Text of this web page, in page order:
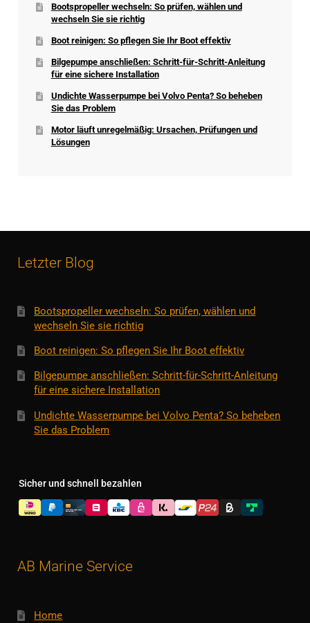
Bootspropeller wechseln: So prüfen, wählen und
wechseln Sie sie richtig
Boot reinigen: So pflegen Sie Ihr Boot effektiv
Bilgepumpe anschließen: Schritt-für-Schritt-Anleitung
für eine sichere Installation
Undichte Wasserpumpe bei Volvo Penta? So beheben
Sie das Problem
Motor läuft unregelmäßig: Ursachen, Prüfungen und
Lösungen
Letzter Blog
Bootspropeller wechseln: So prüfen, wählen und
wechseln Sie sie richtig
Boot reinigen: So pflegen Sie Ihr Boot effektiv
Bilgepumpe anschließen: Schritt-für-Schritt-Anleitung
für eine sichere Installation
Undichte Wasserpumpe bei Volvo Penta? So beheben
Sie das Problem
Sicher und schnell bezahlen
AB Marine Service
Home